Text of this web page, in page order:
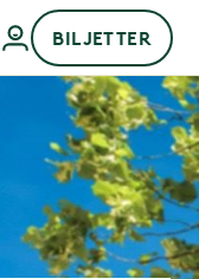
BILJETTER